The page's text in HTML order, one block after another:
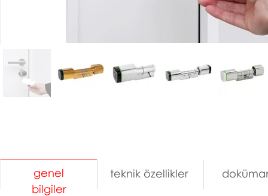
genel
bilgiler
teknik özellikler